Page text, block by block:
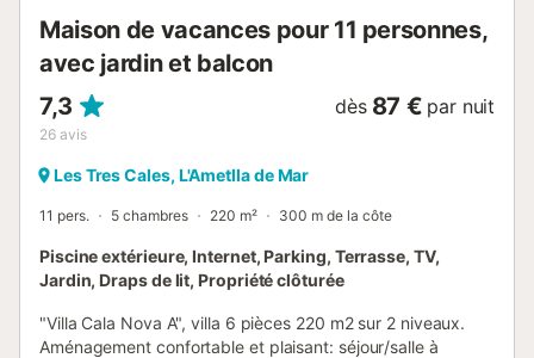
Maison de vacances pour 11 personnes,
avec jardin et balcon
7,3
26 avis
dès 87 € par nuit
Les Tres Cales, L'Ametlla de Mar
11 pers. 5 chambres 220 m² 300 m de la côte
Piscine extérieure, Internet, Parking, Terrasse, TV,
Jardin, Draps de lit, Propriété clôturée
"Villa Cala Nova A", villa 6 pièces 220 m2 sur 2 niveaux.
Aménagement confortable et plaisant: séjour/salle à